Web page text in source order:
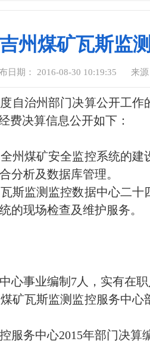
州煤矿瓦斯监
日期： 2016-08-30 10:19:35 来
自治州部门决算公开工
费决算信息公开如下：
全州煤矿安全监控系统的
分析及数据库管理。
斯监测监控数据中心二
的现场检查及维护服务。
心事业编制7人，实有在
矿瓦斯监测监控服务中
服务中心2015年部门决算